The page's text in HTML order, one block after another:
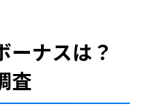
ーナスは？
査